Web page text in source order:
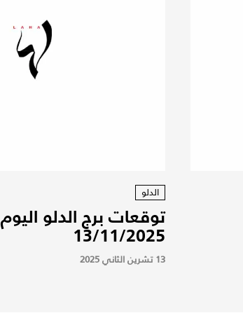
الدلو
توقعات برج الدلو اليوم
13/11/2025
13 تشرين الثاني 2025